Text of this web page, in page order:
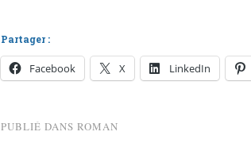
Partager :
Facebook X LinkedIn
PUBLIÉ DANS ROMAN